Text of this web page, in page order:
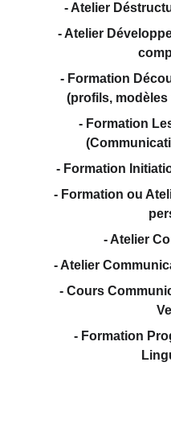
- Atelier
- Atelier
- Formation
(profils, modèles
- Formation
- Formation
- Formation ou
- Atelier
- Atelier
- Cours
- Formation